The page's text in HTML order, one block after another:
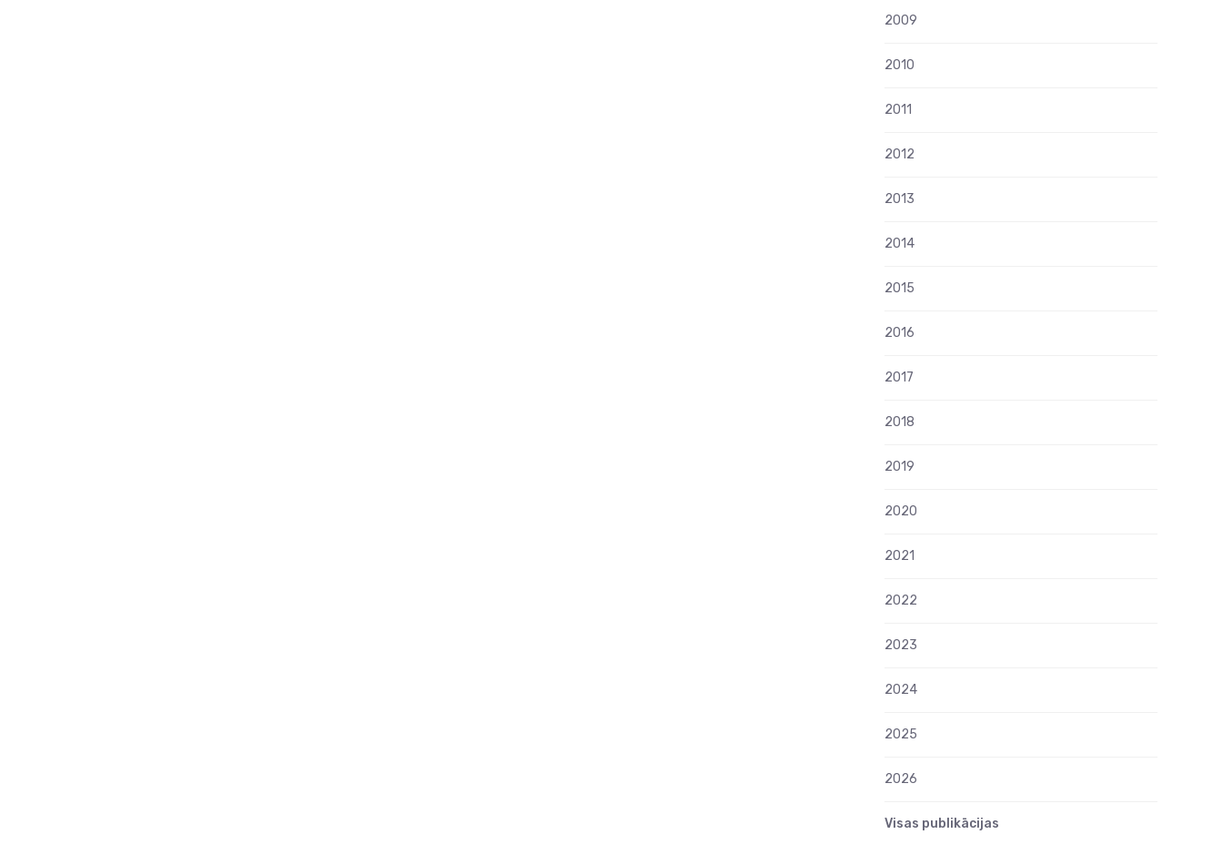
2009
2010
2011
2012
2013
2014
2015
2016
2017
2018
2019
2020
2021
2022
2023
2024
2025
2026
Visas publikācijas